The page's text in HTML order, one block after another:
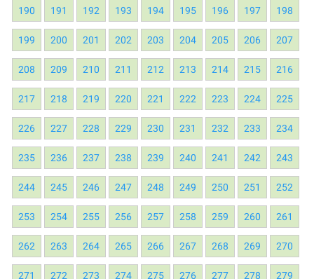
190 191 192 193 194 195 196 197 198
199 200 201 202 203 204 205 206 207
208 209 210 211 212 213 214 215 216
217 218 219 220 221 222 223 224 225
226 227 228 229 230 231 232 233 234
235 236 237 238 239 240 241 242 243
244 245 246 247 248 249 250 251 252
253 254 255 256 257 258 259 260 261
262 263 264 265 266 267 268 269 270
271 272 273 274 275 276 277 278 279